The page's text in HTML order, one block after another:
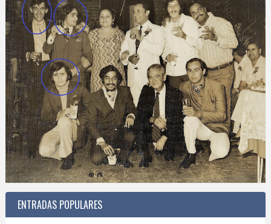
ENTRADAS POPULARES